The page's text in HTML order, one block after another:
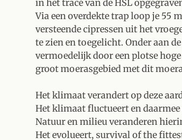
in het tracé van de HSL
Via een overdekte trap loop je 55
versteende cipressen uit het
te zien en toegelicht. Onder aan
vermoedelijk door een plotse
groot moerasgebied met dit
Het klimaat verandert op deze
Het klimaat fluctueert en daarmee
Natuur en milieu veranderen
Het evolueert, survival of the